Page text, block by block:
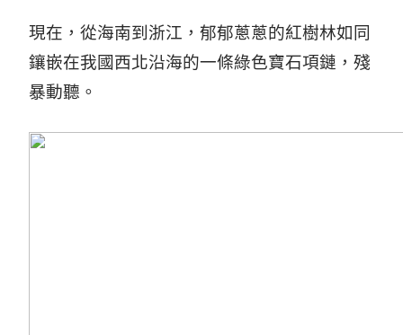
現在，從海南到浙江，郁郁蔥蔥的紅樹林如同
鑲嵌在我國西北沿海的一條綠色寶石項鏈，殘
暴動聽。